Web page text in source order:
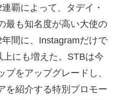
覇によって、タデイ・
最も知名度が高い大使の
間に、Instagramだけで
にも増えた。STBは今
をアップグレードし、
を紹介する特別プロモー